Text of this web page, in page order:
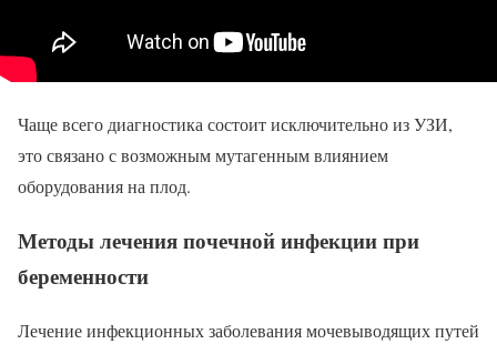
Чаще всего диагностика состоит исключительно из УЗИ,
это связано с возможным мутагенным влиянием
оборудования на плод.
Методы лечения почечной инфекции при
беременности
Лечение инфекционных заболевания мочевыводящих путей